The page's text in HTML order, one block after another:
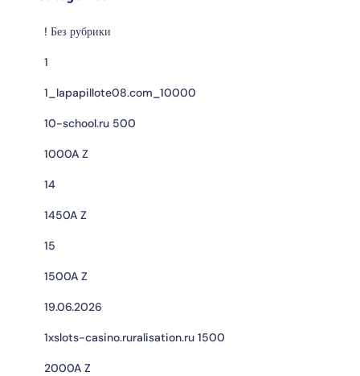
! Без рубрики
1
1_lapapillote08.com_10000
10-school.ru 500
1000A Z
14
1450A Z
15
1500A Z
19.06.2026
1xslots-casino.ruralisation.ru 1500
2000A Z